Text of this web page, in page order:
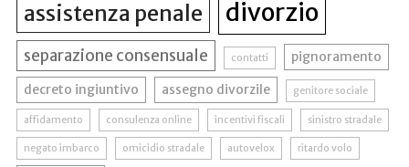
assistenza penale divorzio
separazione consensuale contatti
pignoramento
decreto ingiuntivo
assegno divorzile genitore sociale
affidamento consulenza online incentivi fiscali sinistro stradale
negato imbarco omicidio stradale autovelox ritardo volo